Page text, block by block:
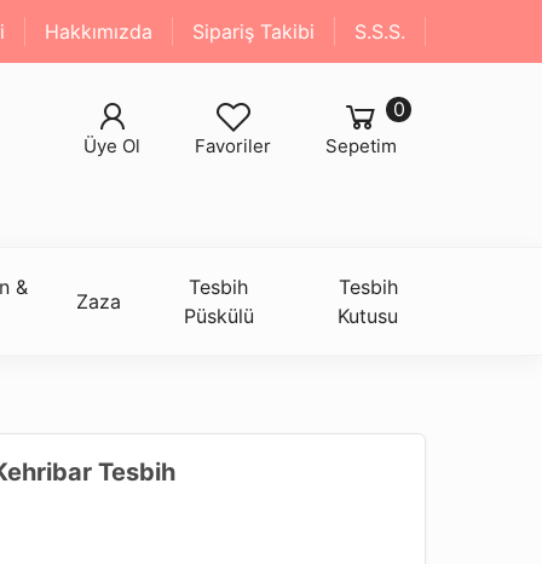
Hakkımızda Sipariş Takibi S.S.S.
Sepetim
0
Favoriler
Üye Ol
&
Zaza
Tesbih
Püskülü
Tesbih
Kutusu
Tesbih